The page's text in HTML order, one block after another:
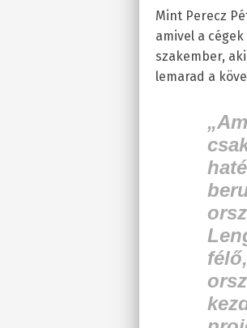
Mint Perecz
amivel a
szakember,
lemarad a